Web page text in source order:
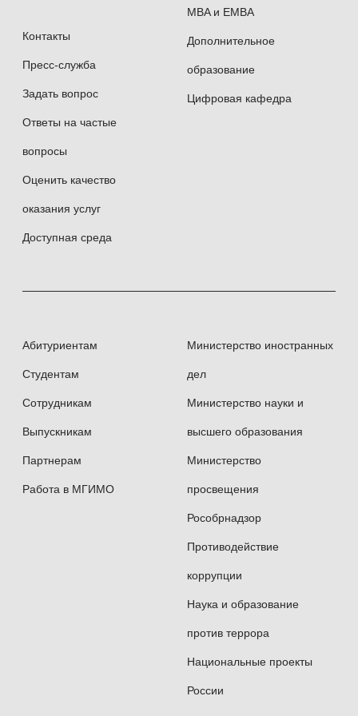
в образовательной деятельности.
(Финансовый университет при
Правительстве России, 2019)
Платформа Eikon: аналитика для бизнеса
(МГИМО, 2020)
образовательной программы в соответствии
с требованиями ФГОС (МГИМО совместно
В 2006 г. присвоено Почетное звание
Почетный работник высшего
Российской Федерации
Российской Федерации
Контакты
Пресс-служба
Задать вопрос
Ответы на частые
вопросы
Оценить качество
оказания услуг
Доступная среда
MBA и EMBA
Дополнительное
образование
Цифровая кафедра
Абитуриентам
Студентам
Сотрудникам
Выпускникам
Партнерам
Работа в МГИМО
Министерство иностранных
дел
Министерство науки и
высшего образования
Министерство
просвещения
Рособрнадзор
Противодействие
коррупции
Наука и образование
против террора
Национальные проекты
России